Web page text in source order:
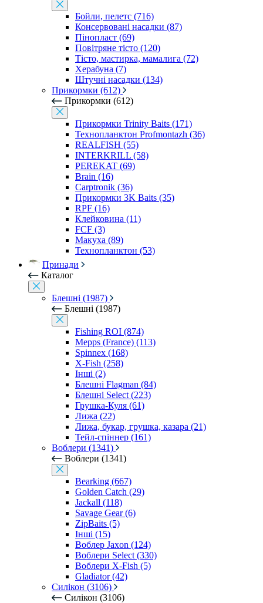
Бойли, пелетс (716)
Консервовані насадки (87)
Пінопласт (69)
Повітряне тісто (120)
Тісто, мастирка, мамалига (72)
Херабуна (7)
Штучні насадки (134)
Прикормки (612)
Прикормки (612)
Прикормки Trinity Baits (171)
Технопланктон Profmontazh (36)
REALFISH (55)
INTERKRILL (58)
PEREKAT (69)
Brain (16)
Carptronik (36)
Прикормки 3K Baits (35)
RPF (16)
Клейковина (11)
FCF (3)
Макуха (89)
Технопланктон (53)
Принади
Каталог
Блешні (1987)
Блешні (1987)
Fishing ROI (874)
Mepps (France) (113)
Spinnex (168)
X-Fish (258)
Інші (2)
Блешні Flagman (84)
Блешні Select (223)
Грушка-Куля (61)
Лижа (22)
Лижа, букар, грушка, казара (21)
Тейл-спіннер (161)
Воблери (1341)
Воблери (1341)
Bearking (667)
Golden Catch (29)
Jackall (118)
Savage Gear (6)
ZipBaits (5)
Інші (15)
Воблер Jaxon (124)
Воблери Select (330)
Воблери X-Fish (5)
Gladiator (42)
Силікон (3106)
Силікон (3106)